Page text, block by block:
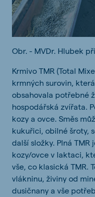
Obr. - MVDr. Hlubek
Krmivo TMR (Total
krmných surovin,
obsahovala potřebné
hospodářská zvířata.
kozy a ovce. Směs
kukuřici, obilné šroty,
další složky. Plná
kozy/ovce v laktaci,
vše, co klasická TMR.
vlákninu, živiny od
dusičnany a vše